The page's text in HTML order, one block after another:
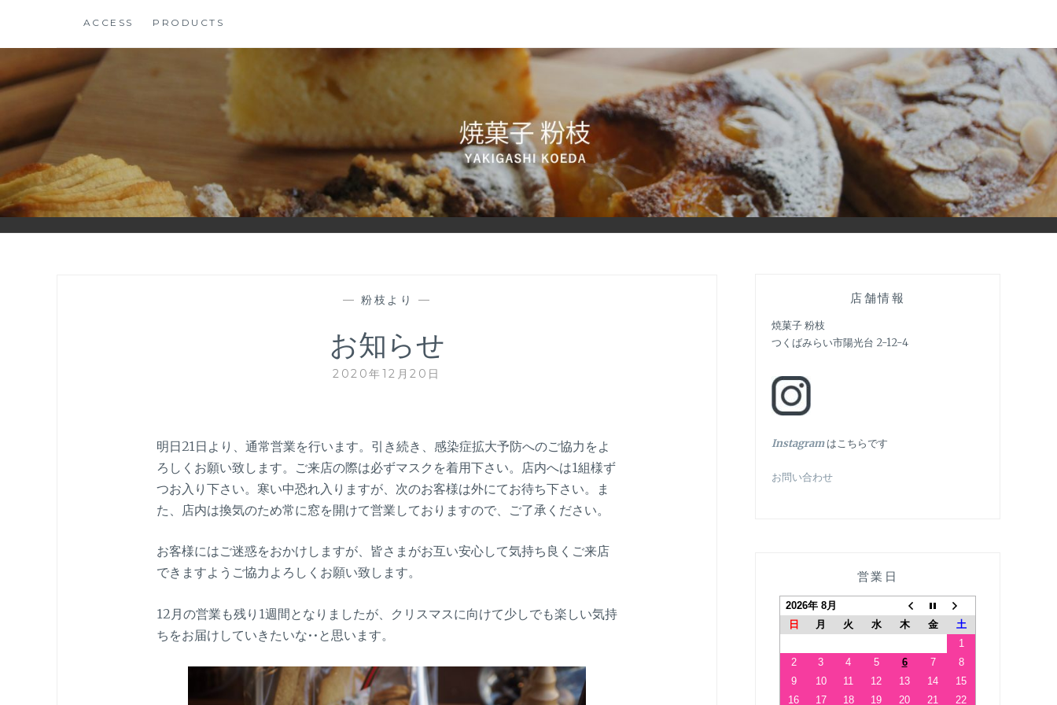
テ
ン
ツ
ス
キ
ッ
プ
ACCESS PRODUCTS
— 粉枝より —
お知らせ
2020年12月20日
明日21日より、通常営業を行います。引き続き、感染症拡大予防へのご協力をよ
ろしくお願い致します。ご来店の際は必ずマスクを着用下さい。店内へは1組様ず
つお入り下さい。寒い中恐れ入りますが、次のお客様は外にてお待ち下さい。ま
た、店内は換気のため常に窓を開けて営業しておりますので、ご了承ください。
お客様にはご迷惑をおかけしますが、皆さまがお互い安心して気持ち良くご来店
できますようご協力よろしくお願い致します。
12月の営業も残り1週間となりましたが、クリスマスに向けて少しでも楽しい気持
ちをお届けしていきたいな••と思います。
店舗情報
焼菓子 粉枝
つくばみらい市陽光台 2-12-4
Instagramはこちらです
お問い合わせ
営業日
2026年 8月
日
月 火 水 木 金
土
1
2
3 4 5 6 7
8
9
10 11 12 13 14
15
16
17 18 19 20 21 22